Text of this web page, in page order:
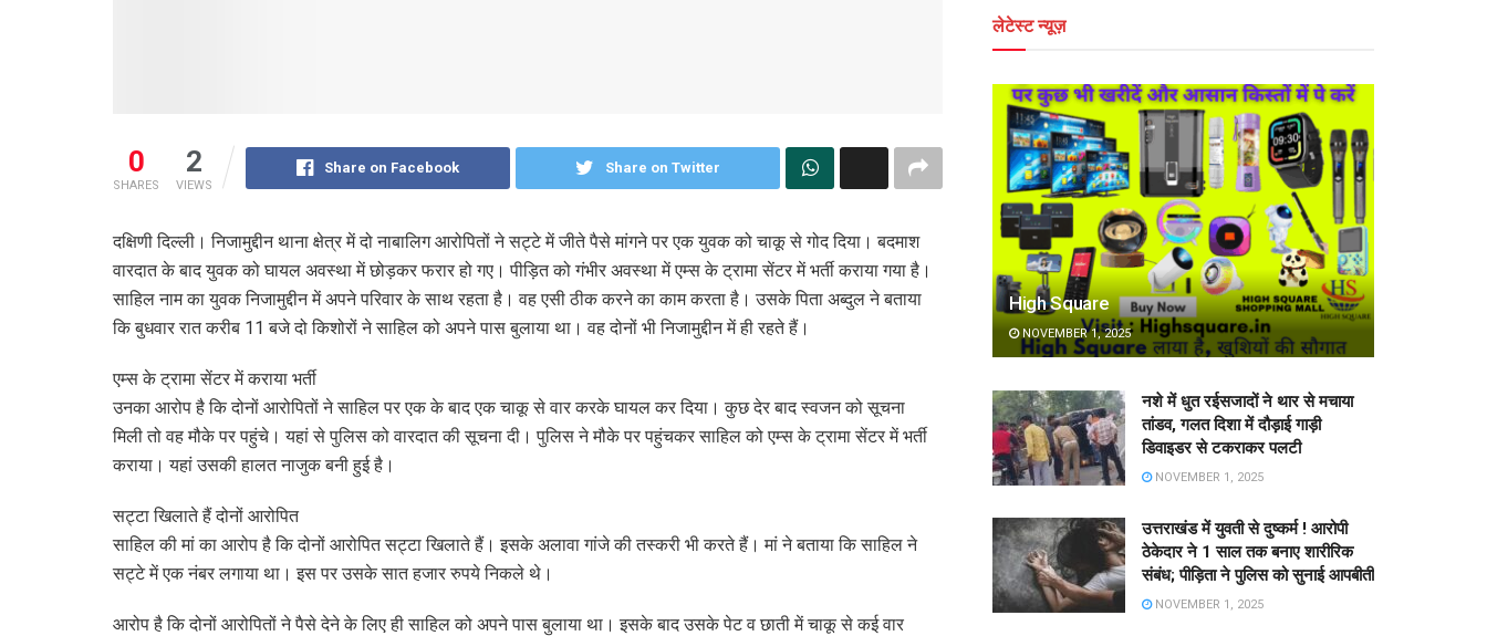
0
SHARES
2
VIEWS
Share on Facebook Share on Twitter
दक्षिणी दिल्ली। निजामुद्दीन थाना क्षेत्र में दो नाबालिग आरोपितों ने सट्टे में जीते पैसे मांगने पर एक युवक को चाकू से गोद दिया। बदमाश
वारदात के बाद युवक को घायल अवस्था में छोड़कर फरार हो गए। पीड़ित को गंभीर अवस्था में एम्स के ट्रामा सेंटर में भर्ती कराया गया है।
साहिल नाम का युवक निजामुद्दीन में अपने परिवार के साथ रहता है। वह एसी ठीक करने का काम करता है। उसके पिता अब्दुल ने बताया
कि बुधवार रात करीब 11 बजे दो किशोरों ने साहिल को अपने पास बुलाया था। वह दोनों भी निजामुद्दीन में ही रहते हैं।
एम्स के ट्रामा सेंटर में कराया भर्ती
उनका आरोप है कि दोनों आरोपितों ने साहिल पर एक के बाद एक चाकू से वार करके घायल कर दिया। कुछ देर बाद स्वजन को सूचना
मिली तो वह मौके पर पहुंचे। यहां से पुलिस को वारदात की सूचना दी। पुलिस ने मौके पर पहुंचकर साहिल को एम्स के ट्रामा सेंटर में भर्ती
कराया। यहां उसकी हालत नाजुक बनी हुई है।
सट्टा खिलाते हैं दोनों आरोपित
साहिल की मां का आरोप है कि दोनों आरोपित सट्टा खिलाते हैं। इसके अलावा गांजे की तस्करी भी करते हैं। मां ने बताया कि साहिल ने
सट्टे में एक नंबर लगाया था। इस पर उसके सात हजार रुपये निकले थे।
आरोप है कि दोनों आरोपितों ने पैसे देने के लिए ही साहिल को अपने पास बुलाया था। इसके बाद उसके पेट व छाती में चाकू से कई वार
लेटेस्ट न्यूज़
High Square
NOVEMBER 1, 2025
नशे में धुत रईसजादों ने थार से मचाया
तांडव, गलत दिशा में दौड़ाई गाड़ी
डिवाइडर से टकराकर पलटी
NOVEMBER 1, 2025
उत्तराखंड में युवती से दुष्कर्म ! आरोपी
ठेकेदार ने 1 साल तक बनाए शारीरिक
संबंध; पीड़िता ने पुलिस को सुनाई आपबीती
NOVEMBER 1, 2025